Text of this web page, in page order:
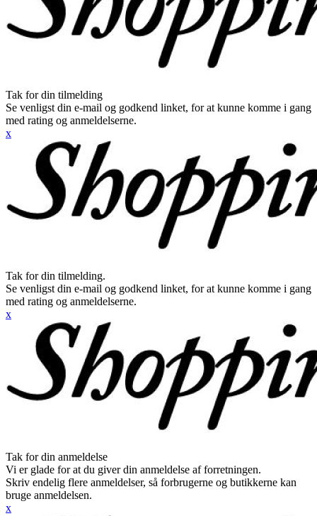
Tak for din tilmelding
Se venligst din e-mail og godkend linket, for at kunne komme i gang
med rating og anmeldelserne.
x
Tak for din tilmelding.
Se venligst din e-mail og godkend linket, for at kunne komme i gang
med rating og anmeldelserne.
x
Tak for din anmeldelse
Vi er glade for at du giver din anmeldelse af forretningen.
Skriv endelig flere anmeldelser, så forbrugerne og butikkerne kan
bruge anmeldelsen.
x